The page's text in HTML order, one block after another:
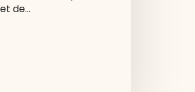
de…